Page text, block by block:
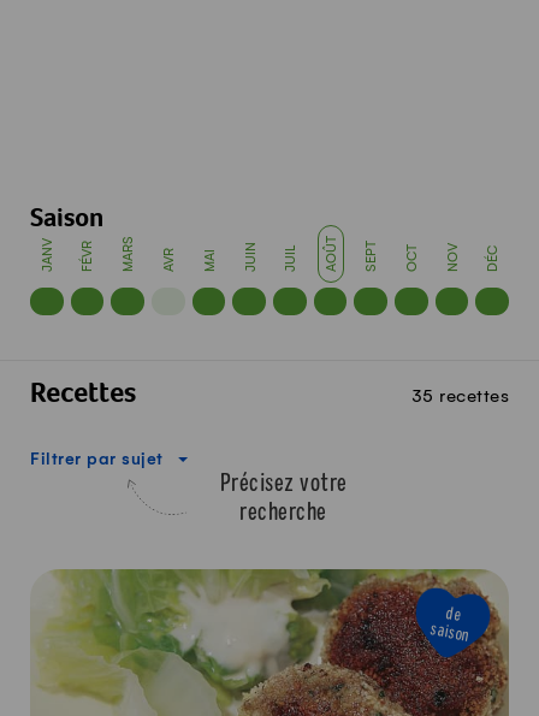
Saison
JANV FÉVR MARS AVR MAI JUIN JUIL AOÛT SEPT OCT NOV DÉC
Recettes 35 recettes
Filtrer par sujet
Précisez votre
recherche
de
saison